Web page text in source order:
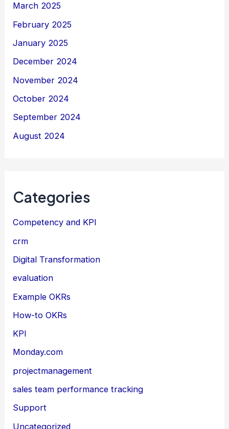
March 2025
February 2025
January 2025
December 2024
November 2024
October 2024
September 2024
August 2024
Categories
Competency and KPI
crm
Digital Transformation
evaluation
Example OKRs
How-to OKRs
KPI
Monday.com
projectmanagement
sales team performance tracking
Support
Uncategorized